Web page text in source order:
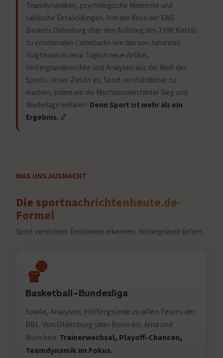
Teamdynamiken, psychologische Momente und
taktische Entwicklungen. Von der Krise der EWE
Baskets Oldenburg über den Aufstieg des THW Kiel bis
zu emotionalen Comebacks wie das von Johannes
Voigtmann in Jena. Täglich neue Artikel,
Hintergrundberichte und Analysen aus der Welt des
Sports. Unser Ziel ist es, Sport verständlicher zu
machen, indem wir die Mechanismen hinter Sieg und
Niederlage erklären. Denn Sport ist mehr als ein
Ergebnis. 🏀
WAS UNS AUSMACHT
Die sportnachrichtenheute.de-
Formel
Sport verstehen. Emotionen erkennen. Hintergründe liefern.
🏀
Basketball-Bundesliga
Spiele, Analysen, Hintergründe zu allen Teams der
BBL. Von Oldenburg über Bonn bis Jena und
München. Trainerwechsel, Playoff-Chancen,
Teamdynamik im Fokus.